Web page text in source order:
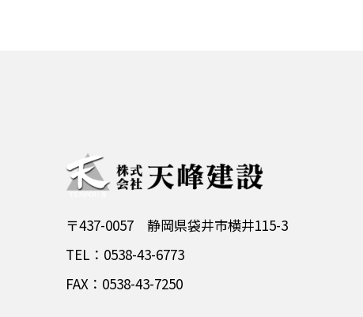
〒437-0057 静岡県袋井市横井115-3
TEL：0538-43-6773
FAX：0538-43-7250